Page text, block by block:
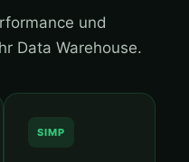
und
Data Warehouse.
SIMP